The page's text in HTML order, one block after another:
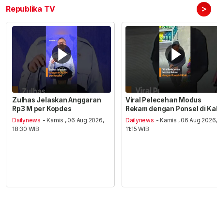
Republika TV >
Zulhas Jelaskan Anggaran
Rp3 M per Kopdes
Dailynews - Kamis , 06 Aug 2026,
18:30 WIB
Viral Pelecehan Modus
Rekam dengan Ponsel di
Dailynews - Kamis , 06 Aug 2026,
11:15 WIB